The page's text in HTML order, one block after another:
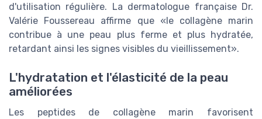
d'utilisation régulière. La dermatologue française Dr.
Valérie Foussereau affirme que «le collagène marin
contribue à une peau plus ferme et plus hydratée,
retardant ainsi les signes visibles du vieillissement».
L'hydratation et l'élasticité de la peau
améliorées
Les peptides de collagène marin favorisent